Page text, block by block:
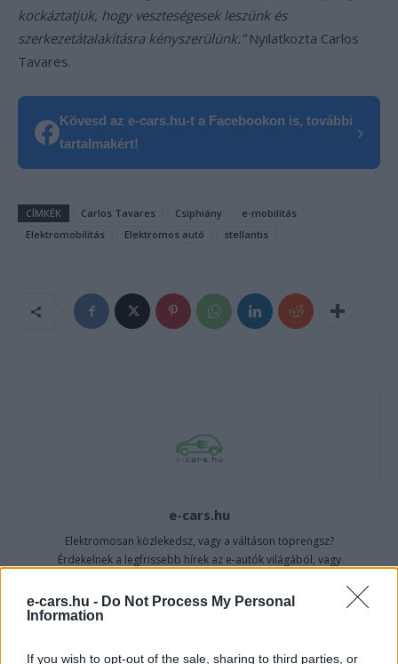
e-cars.hu - Do Not Process My Personal
Information
If you wish to opt-out of the sale, sharing to third parties, or
kockáztatjuk, hogy veszteségesek leszünk és
szerkezetátalakításra kényszerülünk.” Nyilatkozta Carlos
Tavares.
Kövesd az e-cars.hu-t a Facebookon is, további
tartalmakért!
›
CÍMKÉK Carlos Tavares Csiphiány
e-mobilitás
Elektromobilitás
Elektromos autó stellantis
e-cars.hu
Elektromosan közlekedsz, vagy a váltáson töprengsz?
Érdekelnek a legfrissebb hírek az e-autók világából, vagy
fenntarthatóság területén? Akkor jó helyen jársz!